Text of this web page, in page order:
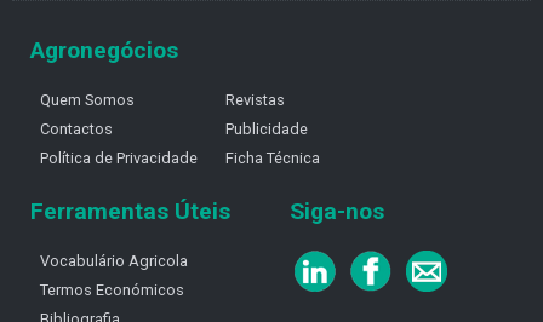
Agronegócios
Quem Somos
Contactos
Política de Privacidade
Revistas
Publicidade
Ficha Técnica
Ferramentas Úteis
Vocabulário Agricola
Termos Económicos
Siga-nos